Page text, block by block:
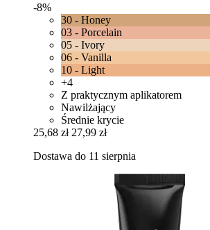
-8%
30 - Honey
03 - Porcelain
05 - Ivory
06 - Vanilla
10 - Light
+4
Z praktycznym aplikatorem
Nawilżający
Średnie krycie
25,68 zł 27,99 zł
Dostawa do 11 sierpnia